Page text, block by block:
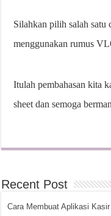
Silahkan pilih salah satu
menggunakan rumus
Itulah pembahasan kita
sheet dan semoga
Recent Post
Cara Membuat Aplikasi